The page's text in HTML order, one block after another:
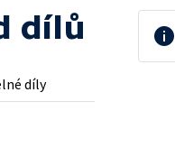
dílů
díly